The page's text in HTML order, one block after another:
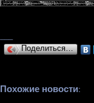
Поделиться…
Похожие новости: